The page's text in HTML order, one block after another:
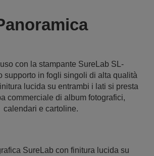
con la stampante SureLab SL-
supporto in fogli singoli di alta qualità
lucida su entrambi i lati si presta
commerciale di album fotografici,
calendari e cartoline.
SureLab con finitura lucida su